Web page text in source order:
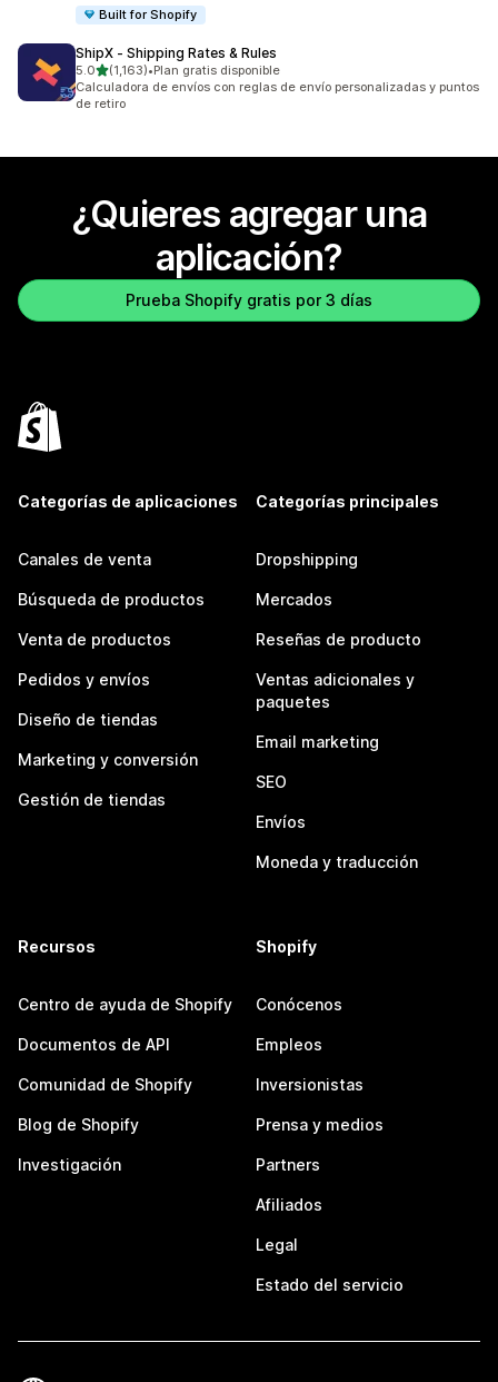
Built for Shopify
ShipX ‑ Shipping Rates & Rules
5.0de 5 estrellas
(1,163)
1163 reseñas en total
•Plan gratis disponible
Calculadora de envíos con reglas de envío personalizadas y puntos
de retiro
¿Quieres agregar una
aplicación?
Prueba Shopify gratis por 3 días
Categorías de aplicaciones
Canales de venta
Búsqueda de productos
Venta de productos
Pedidos y envíos
Diseño de tiendas
Marketing y conversión
Gestión de tiendas
Categorías principales
Dropshipping
Mercados
Reseñas de producto
Ventas adicionales y
paquetes
Email marketing
SEO
Envíos
Moneda y traducción
Recursos
Centro de ayuda de Shopify
Documentos de API
Comunidad de Shopify
Blog de Shopify
Investigación
Shopify
Conócenos
Empleos
Inversionistas
Prensa y medios
Partners
Afiliados
Legal
Estado del servicio